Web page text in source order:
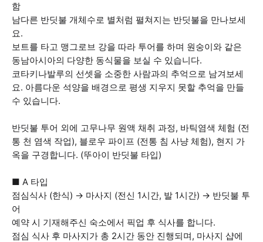
함
남다른 반딧불 개체수로 별처럼 펼쳐지는 반딧불을 만나보세
요.
보트를 타고 맹그로브 강을 따라 투어를 하며 원숭이와 같은
동남아시아의 다양한 동식물을 보실 수 있습니다.
코타키나발루의 선셋을 소중한 사람과의 추억으로 남겨보세
요. 아름다운 석양을 배경으로 평생 지우지 못할 추억을 만들
수 있습니다.
반딧불 투어 외에 고무나무 원액 채취 과정, 바틱염색 체험 (전
통 천 염색 작업), 블로우 파이프 (전통 침 사냥 체험), 현지 가
옥을 구경합니다. (뚜아이 반딧불 타입)
■ A 타입
점심식사 (한식) → 마사지 (전신 1시간, 발 1시간) → 반딧불 투
어
예약 시 기재해주신 숙소에서 픽업 후 식사를 합니다.
점심 식사 후 마사지가 총 2시간 동안 진행되며, 마사지 샵에